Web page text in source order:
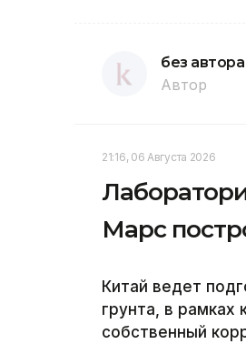
без автора
Автор
21:16, 06 Августа 2026
Марс
Китай ведет
грунта, в
собственный